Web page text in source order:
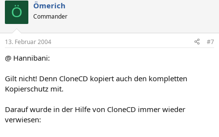
Ö Ömerich
Commander
13. Februar 2004 #7
@ Hannibani:
Gilt nicht! Denn CloneCD kopiert auch den kompletten
Kopierschutz mit.
Darauf wurde in der Hilfe von CloneCD immer wieder
verwiesen: